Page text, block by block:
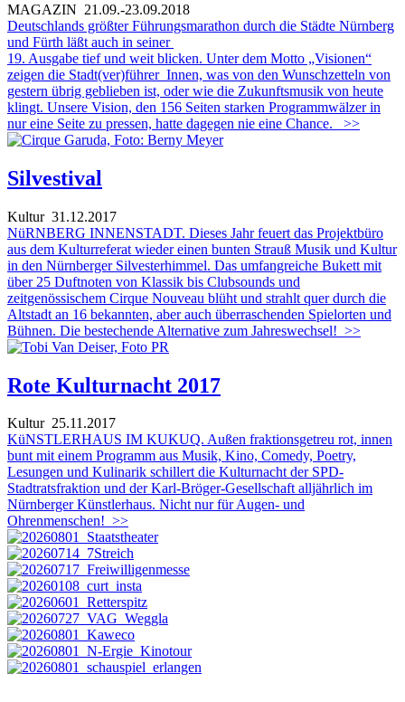
MAGAZIN 21.09.-23.09.2018
Deutschlands größter Führungsmarathon durch die Städte Nürnberg
und Fürth läßt auch in seiner
19. Ausgabe tief und weit blicken. Unter dem Motto „Visionen“
zeigen die Stadt(ver)führer_Innen, was von den Wunschzetteln von
gestern übrig geblieben ist, oder wie die Zukunftsmusik von heute
klingt. Unsere Vision, den 156 Seiten starken Programmwälzer in
nur eine Seite zu pressen, hatte dagegen nie eine Chance.
>>
Silvestival
Kultur31.12.2017
NüRNBERG INNENSTADT. Dieses Jahr feuert das Projektbüro
aus dem Kulturreferat wieder einen bunten Strauß Musik und Kultur
in den Nürnberger Silvesterhimmel. Das umfangreiche Bukett mit
über 25 Duftnoten von Klassik bis Clubsounds und
zeitgenössischem Cirque Nouveau blüht und strahlt quer durch die
Altstadt an 16 bekannten, aber auch überraschenden Spielorten und
Bühnen. Die bestechende Alternative zum Jahreswechsel! >>
Rote Kulturnacht 2017
Kultur25.11.2017
KüNSTLERHAUS IM KUKUQ. Außen fraktionsgetreu rot, innen
bunt mit einem Programm aus Musik, Kino, Comedy, Poetry,
Lesungen und Kulinarik schillert die Kulturnacht der SPD-
Stadtratsfraktion und der Karl-Bröger-Gesellschaft alljährlich im
Nürnberger Künstlerhaus. Nicht nur für Augen- und
Ohrenmenschen! >>